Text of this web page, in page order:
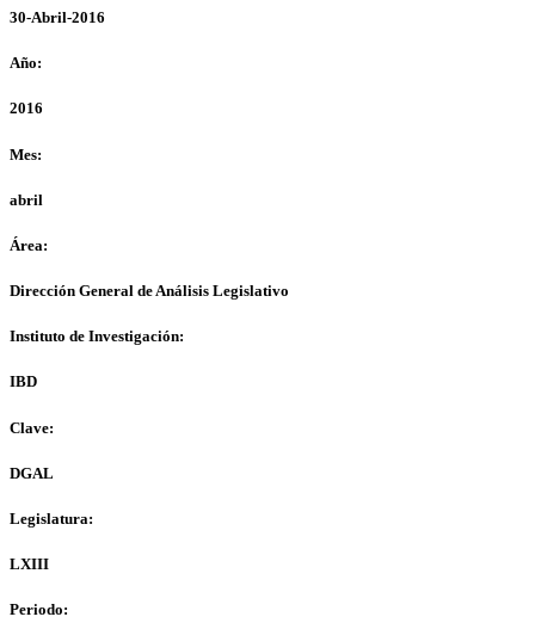
30-Abril-2016
Año:
2016
Mes:
abril
Área:
Dirección General de Análisis Legislativo
Instituto de Investigación:
IBD
Clave:
DGAL
Legislatura:
LXIII
Periodo: